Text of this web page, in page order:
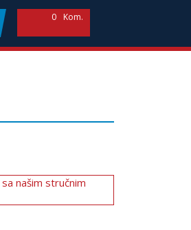
0 Kom.
našim stručnim